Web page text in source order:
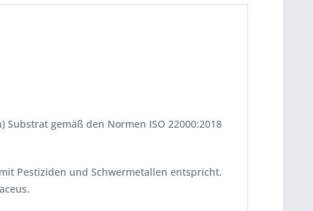
gemäß den Normen ISO 22000:2018
Pestiziden und Schwermetallen entspricht.